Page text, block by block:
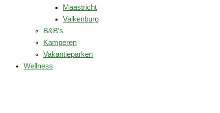
Maastricht
Valkenburg
B&B’s
Kamperen
Vakantieparken
Wellness